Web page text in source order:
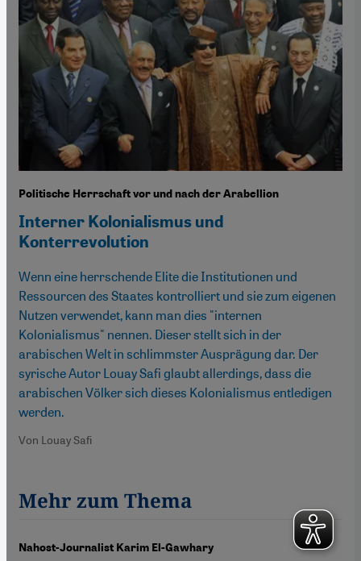
Politische Herrschaft vor und nach der Arabellion
Interner Kolonialismus und
Konterrevolution
Wenn eine herrschende Elite die Institutionen und
Ressourcen des Staates kontrolliert und sie zum eigenen
Nutzen verwendet, kann man dies "internen
Kolonialismus" nennen. Dieser stellt sich in der
arabischen Welt in schlimmster Ausprägung dar. Der
syrische Autor Louay Safi glaubt allerdings, dass die
arabischen Völker sich dieses Kolonialismus entledigen
werden.
Von Louay Safi
Mehr zum Thema
Nahost-Journalist Karim El-Gawhary